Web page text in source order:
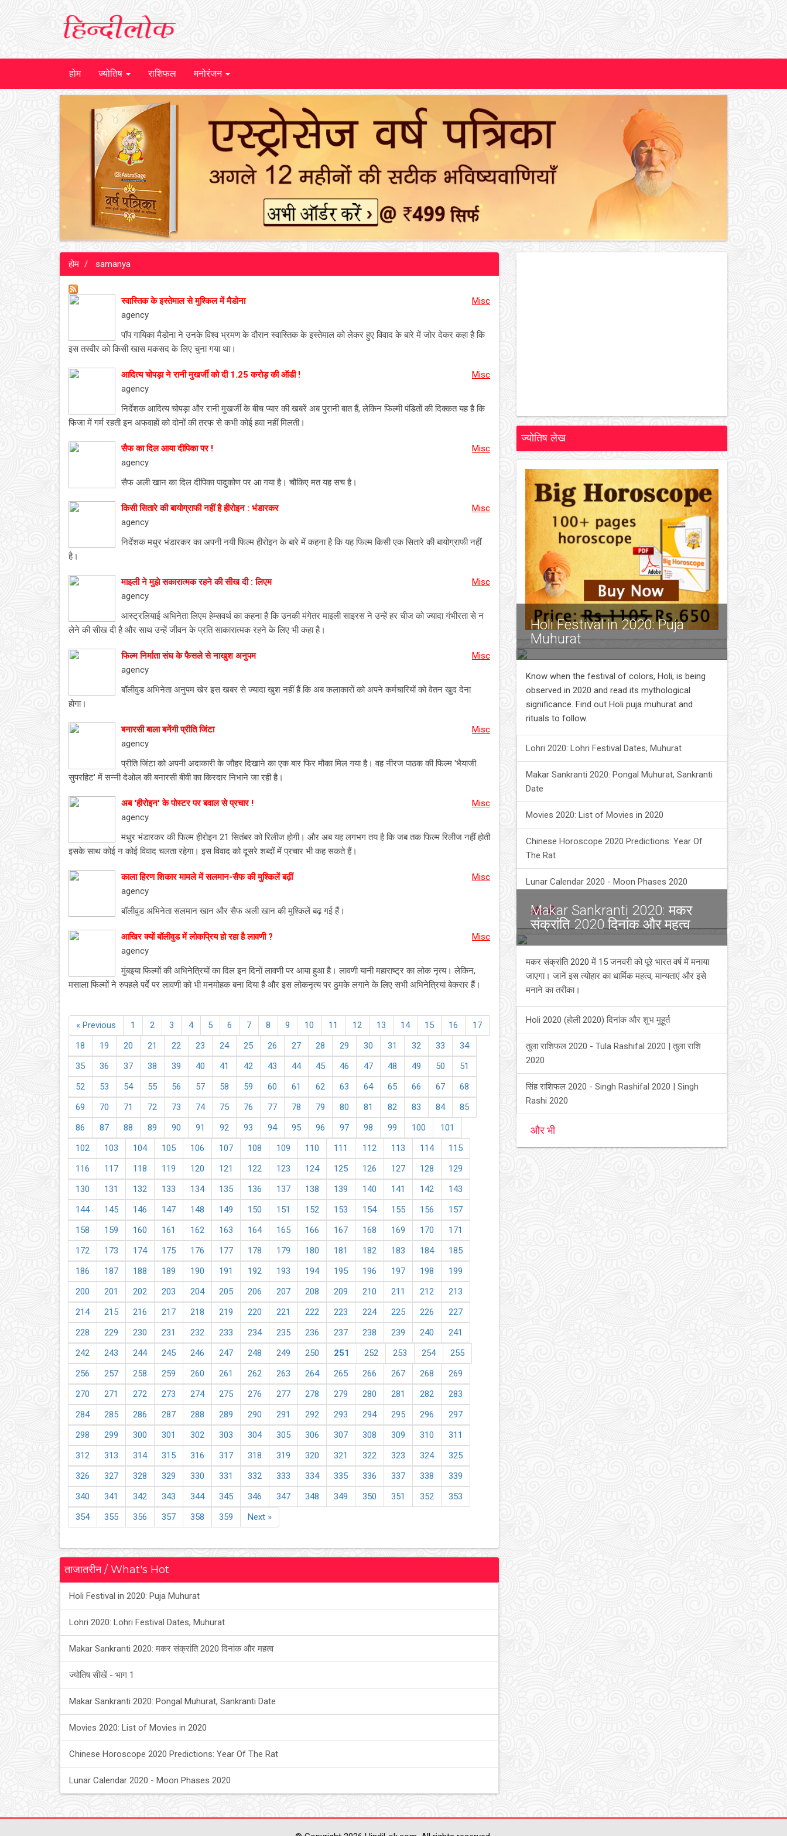
होम ज्योतिष राशिफल मनोरंजन
होम samanya
स्वास्तिक के इस्तेमाल से मुश्किल में मैडोना
Misc
agency
पॉप गायिका मैडोना ने उनके विश्व भ्रमण के दौरान स्वास्तिक के इस्तेमाल को लेकर हुए विवाद के बारे में जोर देकर कहा है कि
इस तस्वीर को किसी खास मकसद के लिए चुना गया था।
आदित्य चोपड़ा ने रानी मुखर्जी को दी 1.25 करोड़ की ऑडी !
Misc
agency
निर्देशक आदित्य चोपड़ा और रानी मुखर्जी के बीच प्यार की खबरें अब पुरानी बात हैं, लेकिन फिल्मी पंडितों की दिक्कत यह है कि
फिजा में गर्म रहती इन अफवाहों को दोनों की तरफ से कभी कोई हवा नहीं मिलती।
सैफ का दिल आया दीपिका पर !
Misc
agency
सैफ अली खान का दिल दीपिका पादुकोण पर आ गया है। चौकिए मत यह सच है।
किसी सितारे की बायोग्राफी नहीं है हीरोइन : भंडारकर
Misc
agency
निर्देशक मधुर भंडारकर का अपनी नयी फिल्म हीरोइन के बारे में कहना है कि यह फिल्म किसी एक सितारे की बायोग्राफी नहीं
है।
माइली ने मुझे सकारात्मक रहने की सीख दी : लिएम
Misc
agency
आस्ट्रलियाई अभिनेता लिएम हेम्सवर्थ का कहना है कि उनकी मंगेतर माइली साइरस ने उन्हें हर चीज को ज्यादा गंभीरता से न
लेने की सीख दी है और साथ उन्हें जीवन के प्रति साकारात्मक रहने के लिए भी कहा है।
फिल्म निर्माता संघ के फैसले से नाखुश अनुपम
Misc
agency
बॉलीवुड अभिनेता अनुपम खेर इस खबर से ज्यादा खुश नहीं हैं कि अब कलाकारों को अपने कर्मचारियों को वेतन खुद देना
होगा।
बनारसी बाला बनेंगी प्रीति जिंटा
Misc
agency
प्रीति जिंटा को अपनी अदाकारी के जौहर दिखाने का एक बार फिर मौका मिल गया है। वह नीरज पाठक की फिल्म 'भैयाजी
सुपरहिट' में सन्नी देओल की बनारसी बीवी का किरदार निभाने जा रही है।
अब 'हीरोइन' के पोस्टर पर बवाल से प्रचार !
Misc
agency
मधुर भंडारकर की फिल्म हीरोइन 21 सितंबर को रिलीज होगी। और अब यह लगभग तय है कि जब तक फिल्म रिलीज नहीं होती
इसके साथ कोई न कोई विवाद चलता रहेगा। इस विवाद को दूसरे शब्दों में प्रचार भी कह सकते हैं।
काला हिरण शिकार मामले में सलमान-सैफ की मुश्किलें बढ़ीं
Misc
agency
बॉलीवुड अभिनेता सलमान खान और सैफ अली खान की मुश्किलें बढ़ गई हैं।
आखिर क्यों बॉलीवुड में लोकप्रिय हो रहा है लावणी ?
Misc
agency
मुंबइया फिल्मों की अभिनेत्रियों का दिल इन दिनों लावणी पर आया हुआ है। लावणी यानी महाराष्ट्र का लोक नृत्य। लेकिन,
मसाला फिल्मों ने रुपहले पर्दे पर लावणी को भी मनमोहक बना दिया है और इस लोकनृत्य पर ठुमके लगाने के लिए सभी अभिनेत्रियां बेकरार हैं।
« Previous 1 2 3 4 5 6 7 8 9 10 11 12 13 14 15 16
17
18
19 20 21 22 23 24 25 26 27 28 29 30 31 32 33
34
35
36 37 38 39 40 41 42 43 44 45 46 47 48 49 50
51
52
53 54 55 56 57 58 59 60 61 62 63 64 65 66 67
68
69
70 71 72 73 74 75 76 77 78 79 80 81 82 83 84
85
86
87 88 89 90 91 92 93 94 95 96 97 98 99 100
101
102
103 104 105 106 107 108 109 110 111 112 113 114
115
116
117 118 119 120 121 122 123 124 125 126 127 128
129
130
131 132 133 134 135 136 137 138 139 140 141 142
143
144
145 146 147 148 149 150 151 152 153 154 155 156
157
158
159 160 161 162 163 164 165 166 167 168 169 170
171
172
173 174 175 176 177 178 179 180 181 182 183 184
185
186
187 188 189 190 191 192 193 194 195 196 197 198
199
200
201 202 203 204 205 206 207 208 209 210 211 212
213
214
215 216 217 218 219 220 221 222 223 224 225 226
227
228
229 230 231 232 233 234 235 236 237 238 239 240
241
242
243 244 245 246 247 248 249 250 251 252 253 254
255
256
257 258 259 260 261 262 263 264 265 266 267 268
269
270
271 272 273 274 275 276 277 278 279 280 281 282
283
284
285 286 287 288 289 290 291 292 293 294 295 296
297
298
299 300 301 302 303 304 305 306 307 308 309 310
311
312
313 314 315 316 317 318 319 320 321 322 323 324
325
326
327 328 329 330 331 332 333 334 335 336 337 338
339
340
341 342 343 344 345 346 347 348 349 350 351 352
353
354
355 356 357 358 359 Next »
ताजातरीन / What's Hot
Holi Festival in 2020: Puja Muhurat
Lohri 2020: Lohri Festival Dates, Muhurat
Makar Sankranti 2020: मकर संक्रांति 2020 दिनांक और महत्व
ज्योतिष सीखें - भाग 1
Makar Sankranti 2020: Pongal Muhurat, Sankranti Date
Movies 2020: List of Movies in 2020
Chinese Horoscope 2020 Predictions: Year Of The Rat
Lunar Calendar 2020 - Moon Phases 2020
ज्योतिष लेख
Holi Festival in 2020: Puja
Muhurat
Know when the festival of colors, Holi, is being
observed in 2020 and read its mythological
significance. Find out Holi puja muhurat and
rituals to follow.
Lohri 2020: Lohri Festival Dates, Muhurat
Makar Sankranti 2020: Pongal Muhurat, Sankranti
Date
Movies 2020: List of Movies in 2020
Chinese Horoscope 2020 Predictions: Year Of
The Rat
Lunar Calendar 2020 - Moon Phases 2020
और भी
Makar Sankranti 2020: मकर
संक्रांति 2020 दिनांक और महत्व
मकर संक्रांति 2020 में 15 जनवरी को पूरे भारत वर्ष में मनाया
जाएगा। जानें इस त्योहार का धार्मिक महत्व, मान्यताएं और इसे
मनाने का तरीका।
Holi 2020 (होली 2020) दिनांक और शुभ मुहूर्त
तुला राशिफल 2020 - Tula Rashifal 2020 | तुला राशि
2020
सिंह राशिफल 2020 - Singh Rashifal 2020 | Singh
Rashi 2020
और भी